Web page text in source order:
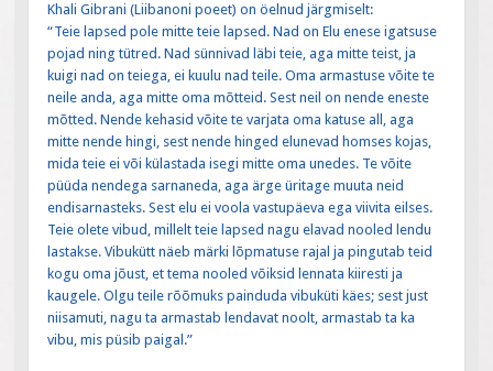
Khali Gibrani (Liibanoni poeet) on öelnud järgmiselt:
“Teie lapsed pole mitte teie lapsed. Nad on Elu enese igatsuse
pojad ning tütred. Nad sünnivad läbi teie, aga mitte teist, ja
kuigi nad on teiega, ei kuulu nad teile. Oma armastuse võite te
neile anda, aga mitte oma mõtteid. Sest neil on nende eneste
mõtted. Nende kehasid võite te varjata oma katuse all, aga
mitte nende hingi, sest nende hinged elunevad homses kojas,
mida teie ei või külastada isegi mitte oma unedes. Te võite
püüda nendega sarnaneda, aga ärge üritage muuta neid
endisarnasteks. Sest elu ei voola vastupäeva ega viivita eilses.
Teie olete vibud, millelt teie lapsed nagu elavad nooled lendu
lastakse. Vibukütt näeb märki lõpmatuse rajal ja pingutab teid
kogu oma jõust, et tema nooled võiksid lennata kiiresti ja
kaugele. Olgu teile rõõmuks painduda vibuküti käes; sest just
niisamuti, nagu ta armastab lendavat noolt, armastab ta ka
vibu, mis püsib paigal.”